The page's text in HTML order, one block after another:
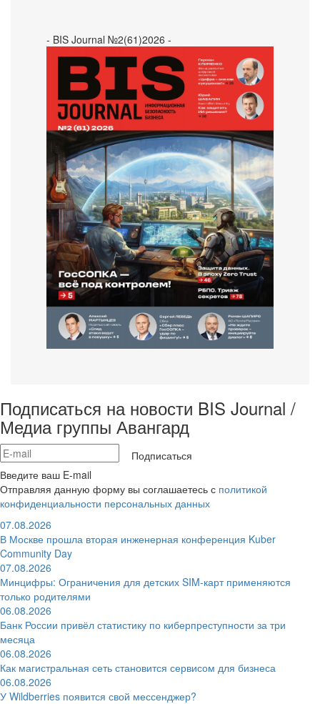
- BIS Journal №2(61)2026 -
Подписаться на новости BIS Journal /
Медиа группы Авангард
Подписаться
Введите ваш E-mail
Отправляя данную форму вы соглашаетесь с политикой
конфиденциальности персональных данных
07.08.2026
В Москве прошла вторая инженерная конференция Kuber
Community Day
07.08.2026
Минцифры: Ограничения для детских SIM-карт применяются
только родителями
06.08.2026
Банк России привёл статистику по киберпреступности за три
месяца
06.08.2026
Как магистральная сеть становится сервисом для бизнеса
06.08.2026
У Wildberries появится свой мессенджер?